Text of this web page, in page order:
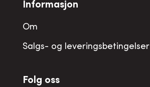
Informasjon
Om
Salgs- og leveringsbetingelser
Folg oss